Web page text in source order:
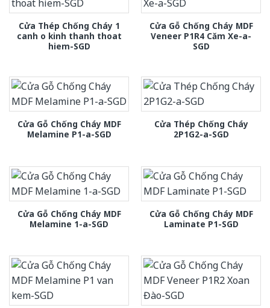
Cửa Thép Chống Cháy 1
canh o kinh thanh thoat
hiem-SGD
Cửa Gỗ Chống Cháy MDF
Veneer P1R4 Căm Xe-a-
SGD
Cửa Gỗ Chống Cháy MDF
Melamine P1-a-SGD
Cửa Thép Chống Cháy
2P1G2-a-SGD
Cửa Gỗ Chống Cháy MDF
Melamine 1-a-SGD
Cửa Gỗ Chống Cháy MDF
Laminate P1-SGD